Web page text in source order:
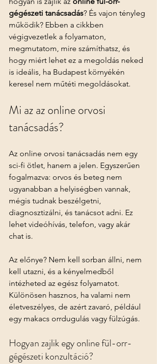
gégészeti tanácsadás? És vajon tényleg
működik? Ebben a cikkben
végigvezetlek a folyamaton,
megmutatom, mire számíthatsz, és
hogy miért lehet ez a megoldás neked
is ideális, ha Budapest környékén
keresel nem műtéti megoldásokat.
Mi az az online orvosi
tanácsadás?
Az online orvosi tanácsadás nem egy
sci-fi ötlet, hanem a jelen. Egyszerűen
fogalmazva: orvos és beteg nem
ugyanabban a helyiségben vannak,
mégis tudnak beszélgetni,
diagnosztizálni, és tanácsot adni. Ez
lehet videóhívás, telefon, vagy akár
chat is.
Az előnye? Nem kell sorban állni, nem
kell utazni, és a kényelmedből
intézheted az egész folyamatot.
Különösen hasznos, ha valami nem
életveszélyes, de azért zavaró, például
egy makacs orrdugulás vagy fülzúgás.
Hogyan zajlik egy online fül-orr-
gégészeti konzultáció?